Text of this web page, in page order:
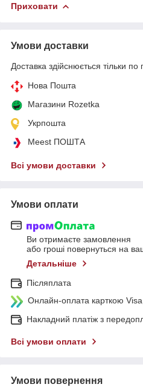
Приховати
Умови доставки
Доставка здійснюється тільки по
Нова Пошта
Магазини Rozetka
Укрпошта
Meest ПОШТА
Всі умови доставки
Умови оплати
Ви отримаєте замовлення
або гроші повернуться на
Детальніше
Післяплата
Онлайн-оплата карткою
Накладний платіж з
Всі умови оплати
Умови повернення